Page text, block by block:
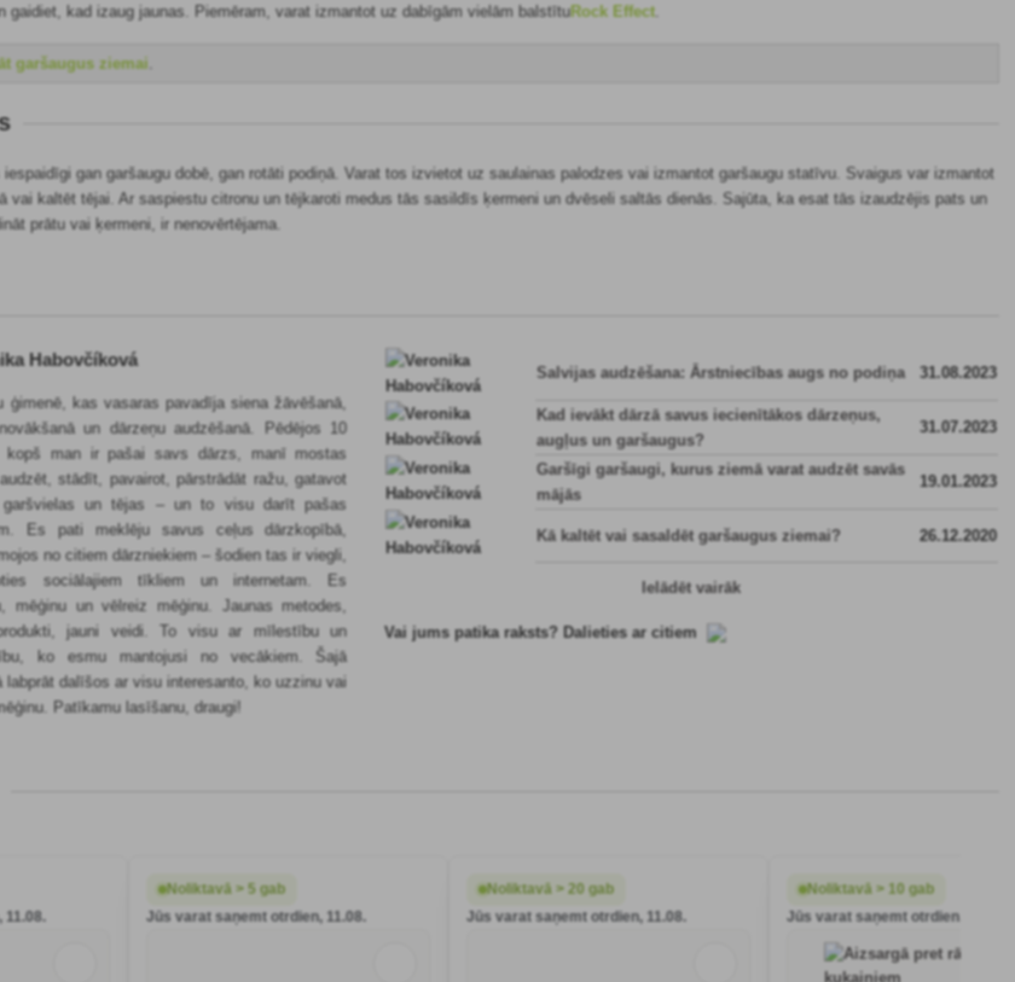
gaidiet, kad izaug jaunas. Piemēram, varat izmantot uzdabīgām vielām balstītuRock Effect.
garšaugus ziemai
gan garšaugu dobē, gan rotāti podiņā. Varat tos izvietot uz saulainas palodzes vai izmantot garšaugu statīvu. Svaigus var izmantot
vai kaltēt tējai. Ar saspiestu citronu un tējkaroti medus tās sasildīs ķermeni un dvēseli saltās dienās. Sajūta, ka esat tās izaudzējis pats un
prātu vai ķermeni, ir nenovērtējama.
Habovčíková
ģimenē, kas vasaras pavadīja siena žāvēšanā,
un dārzeņu audzēšanā. Pēdējos 10
kopš man ir pašai savs dārzs, manī mostas
stādīt, pavairot, pārstrādāt ražu, gatavot
un tējas – un to visu darīt pašas
Es pati meklēju savus ceļus dārzkopībā,
no citiem dārzniekiem – šodien tas ir viegli,
sociālajiem tīkliem un internetam. Es
mēģinu un vēlreiz mēģinu. Jaunas metodes,
jauni veidi. To visu ar mīlestību un
ko esmu mantojusi no vecākiem. Šajā
labprāt dalīšos ar visu interesanto, ko uzzinu vai
Patīkamu lasīšanu, draugi!
Salvijas audzēšana: Ārstniecības augs no podiņa 31.08.2023
Kad ievākt dārzā savus iecienītākos dārzeņus,
augļus un garšaugus?
31.07.2023
Garšīgi garšaugi, kurus ziemā varat audzēt savās
mājās
19.01.2023
Kā kaltēt vai sasaldēt garšaugus ziemai? 26.12.2020
Ielādēt vairāk
Vai jums patika raksts? Dalieties ar citiem
Noliktavā > 5 gab
Jūs varat saņemt otrdien, 11.08.
Noliktavā > 20 gab
Jūs varat saņemt otrdien, 11.08.
Noliktavā > 10 gab
Jūs varat saņemt otrdien, 11.08.